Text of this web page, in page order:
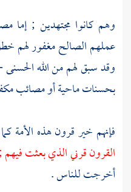
وهم كانوا مجتهدين ; إما
عملهم الصالح مغفور لهم
وقد سبق لهم من الله الحسنى -
بحسنات ماحية أو مصائب
فإنهم خير قرون هذه الأمة
القرون قرني الذي بعثت فيهم
أخرجت للناس .